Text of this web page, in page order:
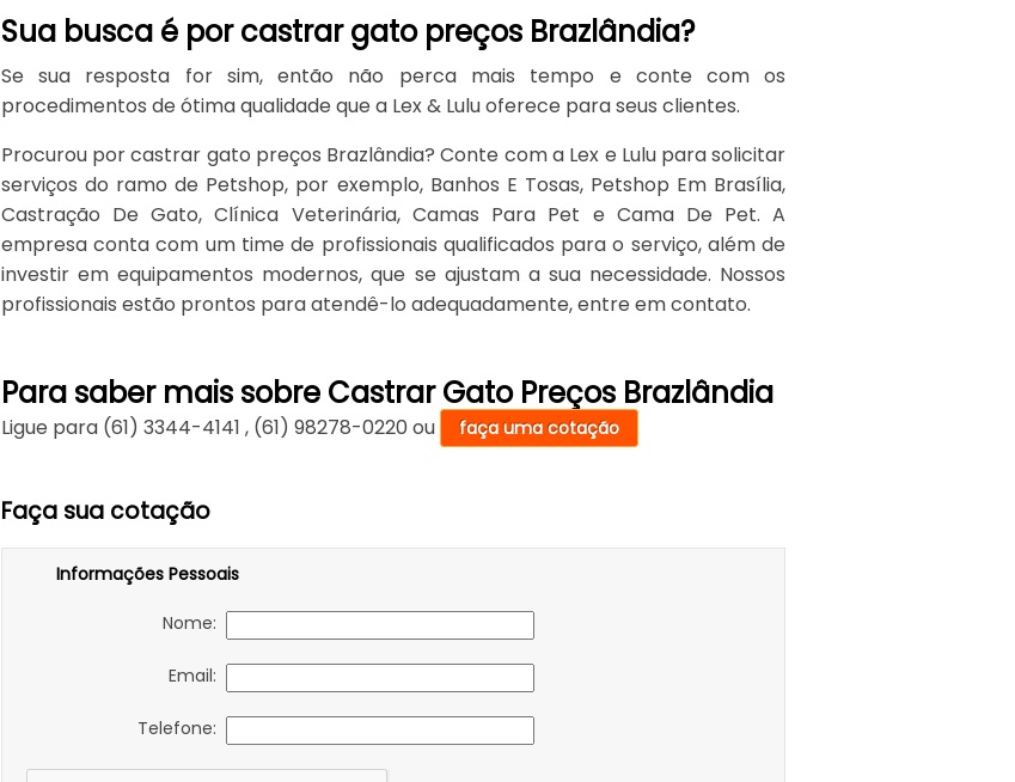
Sua busca é por castrar gato preços Brazlândia?
Se sua resposta for sim, então não perca mais tempo e conte com os
procedimentos de ótima qualidade que a Lex & Lulu oferece para seus clientes.
Procurou por castrar gato preços Brazlândia? Conte com a Lex e Lulu para solicitar
serviços do ramo de Petshop, por exemplo, Banhos E Tosas, Petshop Em Brasília,
Castração De Gato, Clínica Veterinária, Camas Para Pet e Cama De Pet. A
empresa conta com um time de profissionais qualificados para o serviço, além de
investir em equipamentos modernos, que se ajustam a sua necessidade. Nossos
profissionais estão prontos para atendê-lo adequadamente, entre em contato.
Para saber mais sobre Castrar Gato Preços Brazlândia
Ligue para (61) 3344-4141 , (61) 98278-0220 ou faça uma cotação
Faça sua cotação
Informações Pessoais
Nome:
Email:
Telefone: